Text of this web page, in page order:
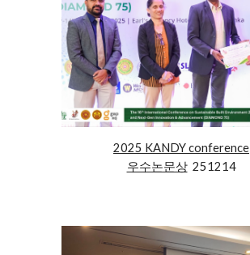
2025 KANDY conference
우수논문상 251214